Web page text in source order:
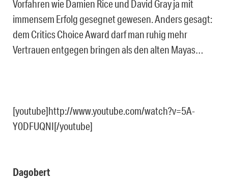
Vorfahren wie Damien Rice und David Gray ja mit
immensem Erfolg gesegnet gewesen. Anders gesagt:
dem Critics Choice Award darf man ruhig mehr
Vertrauen entgegen bringen als den alten Mayas…
[youtube]http://www.youtube.com/watch?v=5A-
Y0DFUQNI[/youtube]
Dagobert